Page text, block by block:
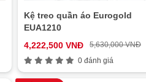
Kệ treo quần áo Eurogold
EUA1210
4,222,500 VNĐ
5,630,000 VNĐ
0 đánh giá